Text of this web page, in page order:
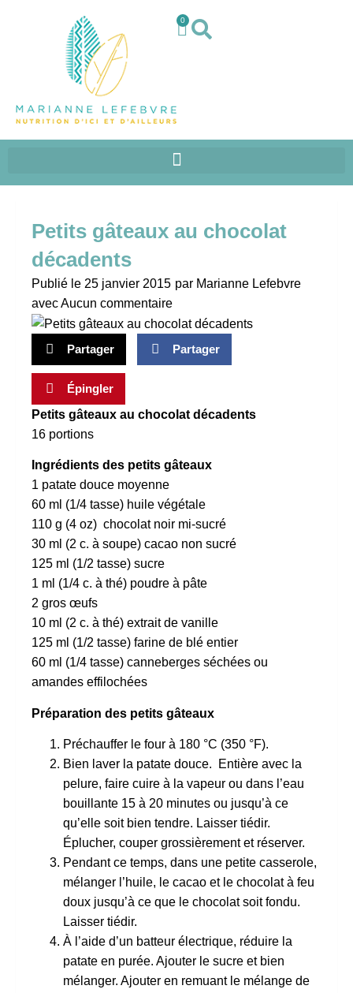
0
Petits gâteaux au chocolat
décadents
Publié le 25 janvier 2015 par Marianne Lefebvre
avecAucun commentaire
Partager Partager
Épingler
Petits gâteaux au chocolat décadents
16 portions
Ingrédients des petits gâteaux
1 patate douce moyenne
60 ml (1/4 tasse) huile végétale
110 g (4 oz) chocolat noir mi-sucré
30 ml (2 c. à soupe) cacao non sucré
125 ml (1/2 tasse) sucre
1 ml (1/4 c. à thé) poudre à pâte
2 gros œufs
10 ml (2 c. à thé) extrait de vanille
125 ml (1/2 tasse) farine de blé entier
60 ml (1/4 tasse) canneberges séchées ou
amandes effilochées
Préparation des petits gâteaux
Préchauffer le four à 180 °C (350 °F).
Bien laver la patate douce. Entière avec la
pelure, faire cuire à la vapeur ou dans l’eau
bouillante 15 à 20 minutes ou jusqu’à ce
qu’elle soit bien tendre. Laisser tiédir.
Éplucher, couper grossièrement et réserver.
Pendant ce temps, dans une petite casserole,
mélanger l’huile, le cacao et le chocolat à feu
doux jusqu’à ce que le chocolat soit fondu.
Laisser tiédir.
À l’aide d’un batteur électrique, réduire la
patate en purée. Ajouter le sucre et bien
mélanger. Ajouter en remuant le mélange de